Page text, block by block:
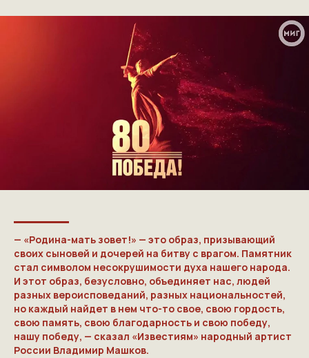
— «Родина-мать зовет!» — это образ, призывающий
своих сыновей и дочерей на битву с врагом. Памятник
стал символом несокрушимости духа нашего народа.
И этот образ, безусловно, объединяет нас, людей
разных вероисповеданий, разных национальностей,
но каждый найдет в нем что-то свое, свою гордость,
свою память, свою благодарность и свою победу,
нашу победу, — сказал «Известиям» народный артист
России Владимир Машков.